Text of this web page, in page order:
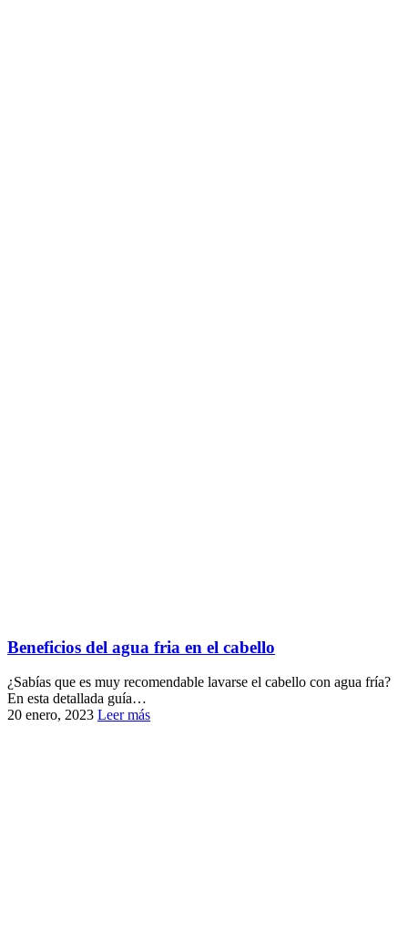
Beneficios del agua fria en el cabello
¿Sabías que es muy recomendable lavarse el cabello con agua fría?
En esta detallada guía…
20 enero, 2023 Leer más